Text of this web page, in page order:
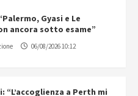
Gyasi e Le
ancora sotto esame”
06/08/2026 10:12
“L’accoglienza a Perth mi